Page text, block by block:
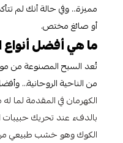
مميزة… وفي حالة أنك لم
أو صائغ مختص.
ما هي أفضل أنواع
تُعد السبح المصنوعة من مواد
من الناحية الروحانية… وأفضل
الكهرمان في المقدمة لما له
بالدفء عند تحريك حبيبات
الكوك وهو خشب طبيعي من